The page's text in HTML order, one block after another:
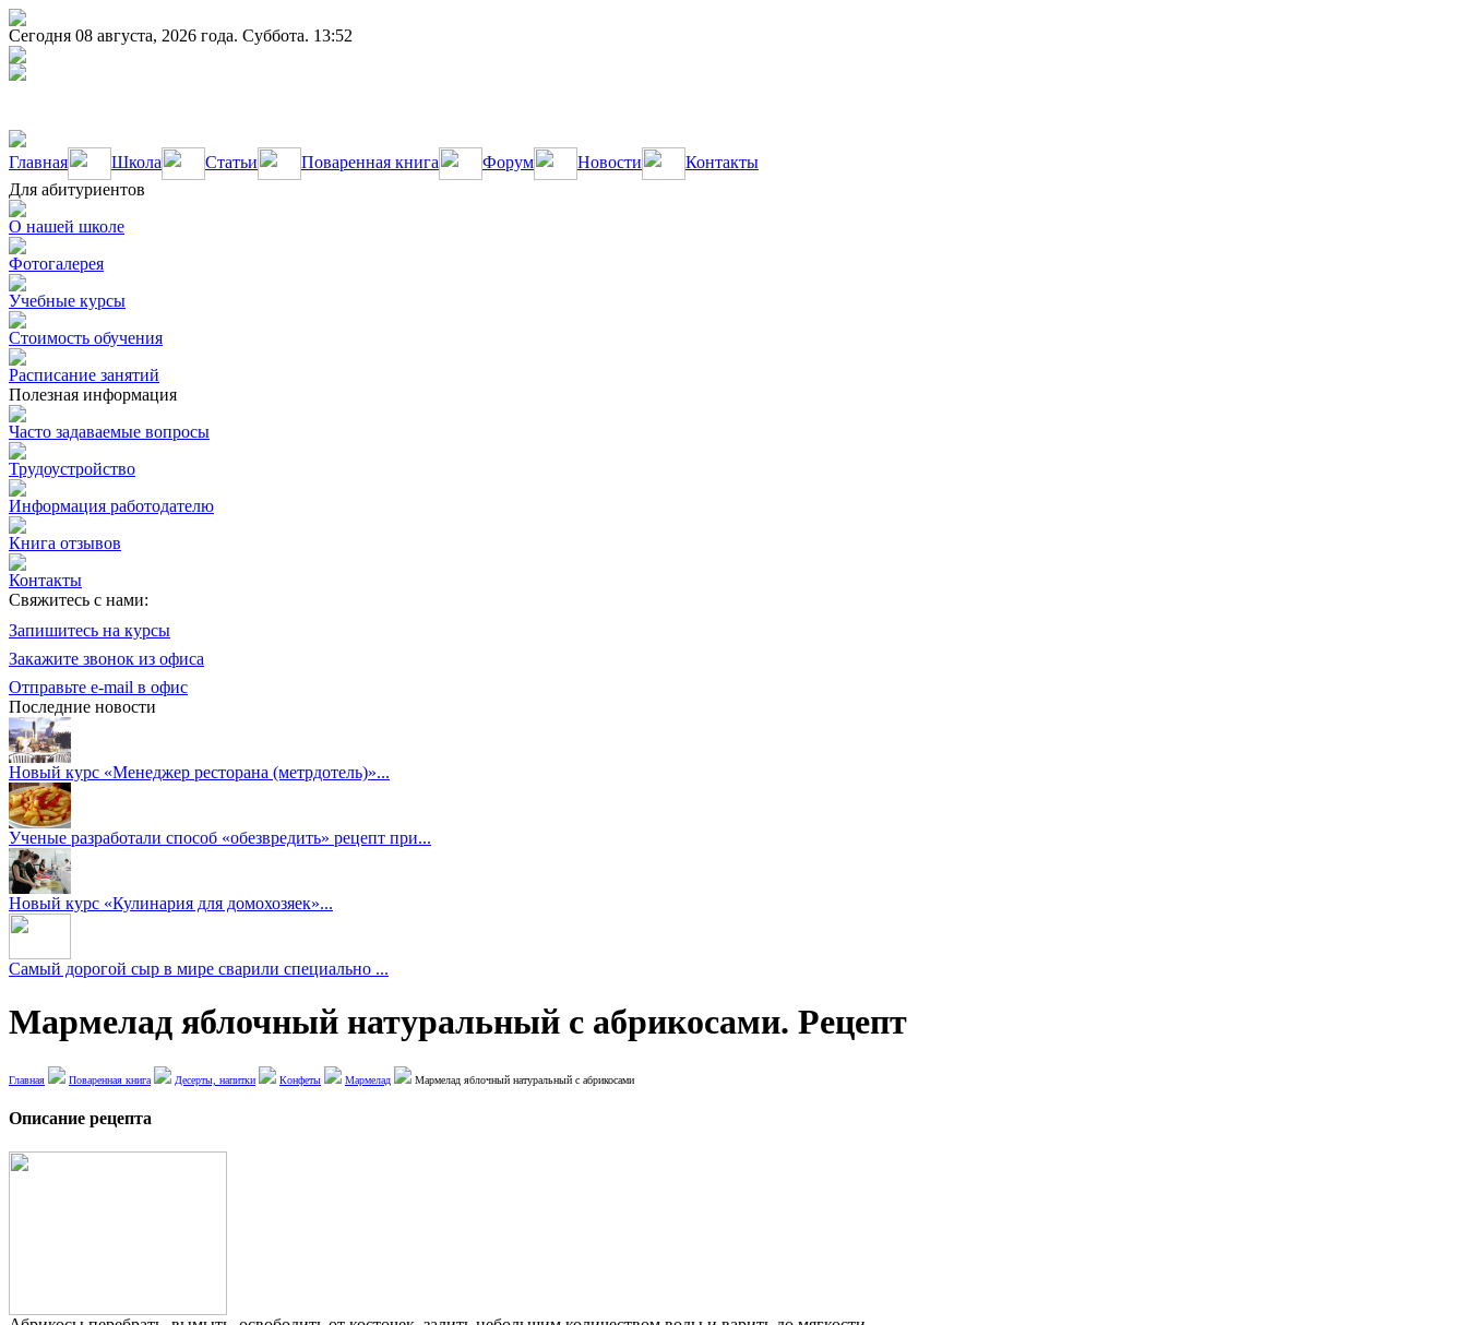
Сегодня 08 августа, 2026 года. Суббота. 13:52
Главная Школа Статьи Поваренная книга Форум Новости
Контакты
Для абитуриентов
О нашей школе
Фотогалерея
Учебные курсы
Стоимость обучения
Расписание занятий
Полезная информация
Часто задаваемые вопросы
Трудоустройство
Информация работодателю
Книга отзывов
Контакты
Свяжитесь с нами:
Запишитесь на курсы
Закажите звонок из офиса
Отправьте e-mail в офис
Последние новости
Новый курс «Менеджер ресторана (метрдотель)»...
Ученые разработали способ «обезвредить» рецепт при...
Новый курс «Кулинария для домохозяек»...
Самый дорогой сыр в мире сварили специально ...
Мармелад яблочный натуральный с абрикосами. Рецепт
Главная Поваренная книга Десерты, напитки Конфеты Мармелад Мармелад яблочный натуральный с абрикосами
Описание рецепта